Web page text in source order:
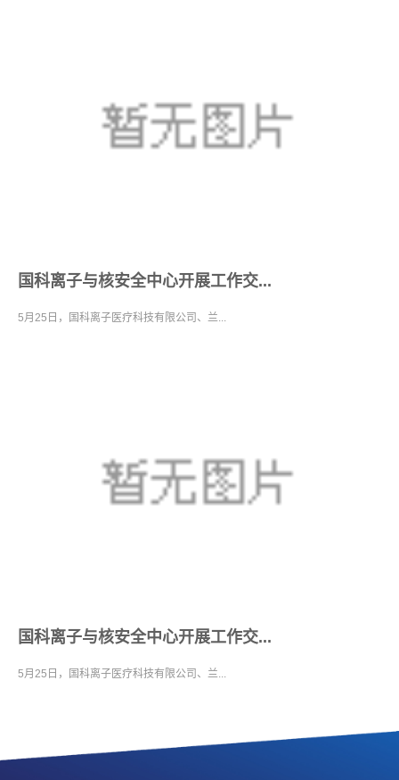
国科离子与核安全中心开展工作交...
5月25日，国科离子医疗科技有限公司、兰...
国科离子与核安全中心开展工作交...
5月25日，国科离子医疗科技有限公司、兰...